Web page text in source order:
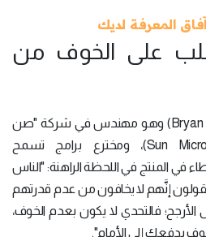
على الخوف من
يقول "بريان كانتريل" (Bryan Cantrill) وهو مهندس في شركة "صن
مايكروسيستمز" (Sun Microsystems)، ومخترع برامج تسمح
في المنتج في اللحظة الراهنة: "الناس
يقولون إنَّهم لا يخافون من عدم قدرتهم
الأرجح؛ فالتحدي لا يكون بعدم الخوف،
بدفعك إلى الأمام".